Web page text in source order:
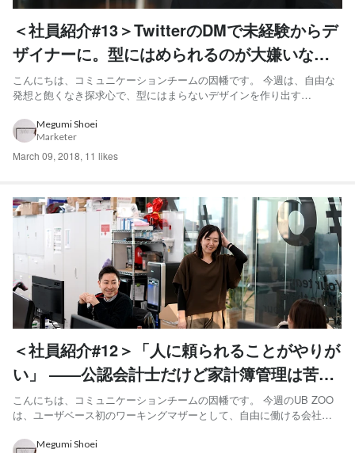
＜社員紹介#13＞TwitterのDMで未経験からデ
ザイナーに。型にはめられるのが大嫌いな
NewsPicksデザイナー。
こんにちは、コミュニケーションチームの因幡です。 今週は、自由な
発想と飽くなき探求心で、型にはまらないデザインを作り出す
イナー属 「十四代」好き科 学名：星野美緒（ほしの みお） ニックネ
ーム：ほっしー 入社歴：2017年入社 ポジション...
Megumi Shoei
Marketer
March 09, 2018, 11 likes
＜社員紹介#12＞「人に頼られることがやりが
い」 ――公認会計士だけど家計簿管理は苦手
なコーポレートのゴッドマザー
こんにちは、コミュニケーションチームの因幡です。 今週のUB ZOO
は、ユーザベース初のワーキングマザーとして、自由に働ける会社を
す。 （とうとう自分のボスを紹介する日がくるとは。ドキドキ、ワク
Megumi Shoei